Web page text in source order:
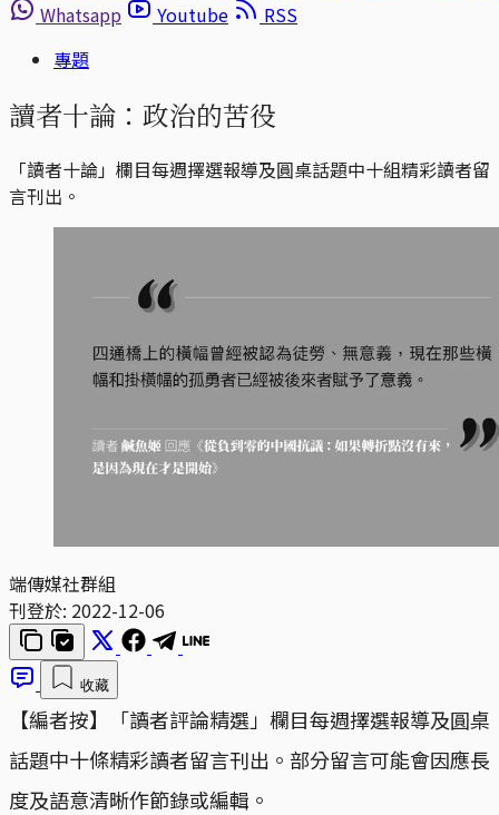
Whatsapp
Youtube
RSS
專題
讀者十論：政治的苦役
「讀者十論」欄目每週擇選報導及圓桌話題中十組精彩讀者留
言刊出。
端傳媒社群組
刊登於: 2022-12-06
收藏
【編者按】「讀者評論精選」欄目每週擇選報導及圓桌
話題中十條精彩讀者留言刊出。部分留言可能會因應長
度及語意清晰作節錄或編輯。